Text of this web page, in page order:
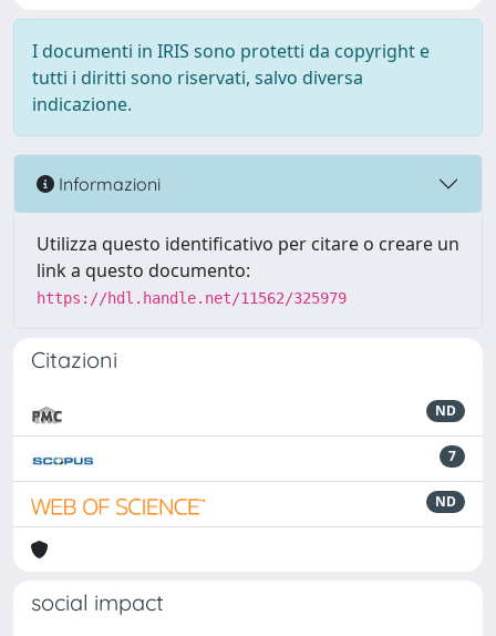
I documenti in IRIS sono protetti da copyright e
tutti i diritti sono riservati, salvo diversa
indicazione.
Informazioni
Utilizza questo identificativo per citare o creare un
link a questo documento:
https://hdl.handle.net/11562/325979
Citazioni
ND
7
ND
social impact